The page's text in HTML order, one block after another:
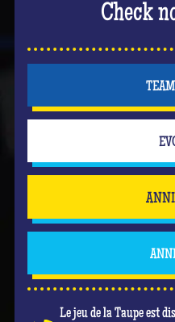
Check
Le jeu de la Taupe est